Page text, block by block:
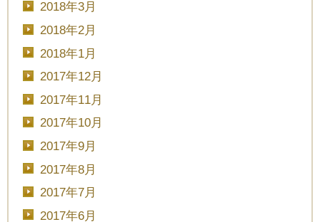
2018年3月
2018年2月
2018年1月
2017年12月
2017年11月
2017年10月
2017年9月
2017年8月
2017年7月
2017年6月
■■■タイトル■■■